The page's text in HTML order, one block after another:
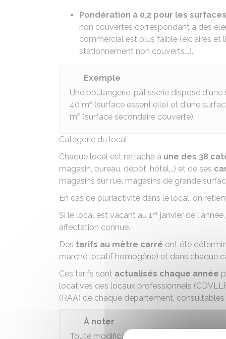
Pondération à 0,2 pour les
non couvertes correspondant à des
commercial est plus faible (ex: aires et
stationnement non couverts...).
Exemple
Une boulangerie-pâtisserie dispose
40 m² (surface essentielle) et d'une
m² (surface secondaire couverte).
Catégorie du local
Chaque local est rattaché à une des 38
magasin, bureau, dépôt, hôtel...) et de ses
magasins sur rue, magasins de grande
En cas de pluriactivité dans le local, on
Si le local est vacant au 1er janvier de
affectation connue.
Des tarifs au mètre carré ont été
marché locatif homogène) et dans chaque
Ces tarifs sont actualisés chaque année
locatives des locaux professionnels
(RAA) de chaque département,
À noter
Toute modification du local susceptible